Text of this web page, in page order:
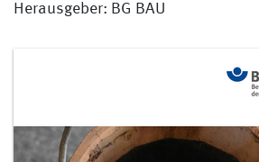
Herausgeber: BG BAU